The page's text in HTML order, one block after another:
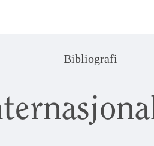
Bibliografi